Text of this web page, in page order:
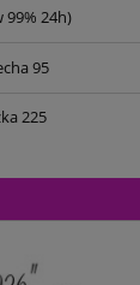
24h)
95
225